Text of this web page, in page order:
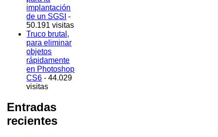
implantación
de un SGSI -
50.191 visitas
Truco brutal,
para eliminar
objetos
rápidamente
en Photoshop
CS6 - 44.029
visitas
Entradas
recientes